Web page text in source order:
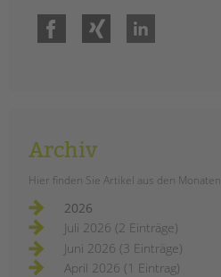
Facebook Xing
Archiv
Hier finden Sie Artikel aus den Monaten
2026
Juli 2026 (2 Einträge)
Juni 2026 (3 Einträge)
April 2026 (1 Eintrag)